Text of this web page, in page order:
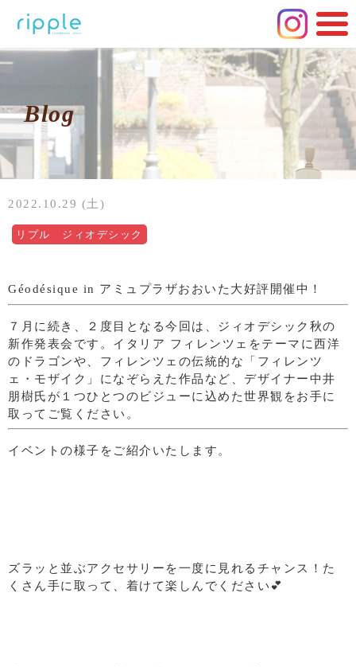
Blog
2022.10.29 (土)
リプル ジィオデシック
Géodésique in アミュプラザおおいた大好評開催中！
７月に続き、２度目となる今回は、ジィオデシック秋の
新作発表会です。イタリア フィレンツェをテーマに西洋
のドラゴンや、フィレンツェの伝統的な「フィレンツ
ェ・モザイク」になぞらえた作品など、デザイナー中井
朋樹氏が１つひとつのビジューに込めた世界観をお手に
取ってご覧ください。
イベントの様子をご紹介いたします。
ズラッと並ぶアクセサリーを一度に見れるチャンス！た
くさん手に取って、着けて楽しんでください💕